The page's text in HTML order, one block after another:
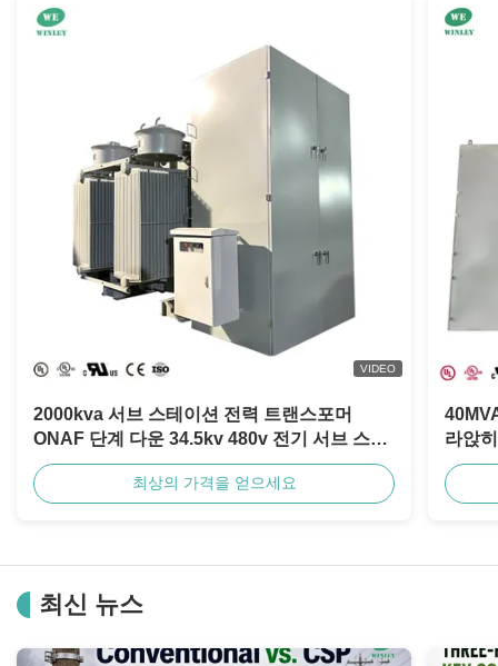
전력 분배 던지기 수지 변압기 단일 삼상 AN/AF
250KVA 6KV 삼상 주조 수지 변압기 구리 포일 400/230V
VIDEO
2000kva 서브 스테이션 전력 트랜스포머
ONAF 단계 다운 34.5kv 480v 전기 서브 스테
이션 트랜스포머
최상의 가격을 얻으세요
라앉
IEEE
최신 뉴스